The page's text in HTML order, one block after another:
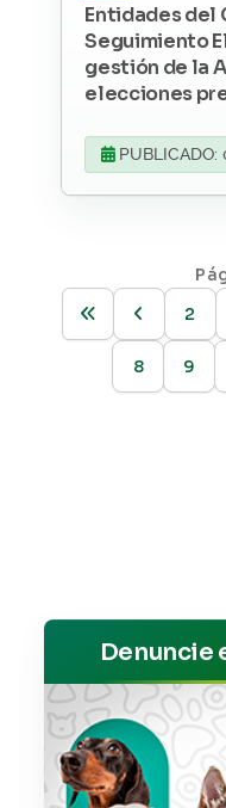
Entidades del
Seguimiento
gestión de la
elecciones
PUBLICADO:
2
8 9
Denuncie